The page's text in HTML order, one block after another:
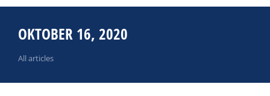
OKTOBER 16, 2020
All articles